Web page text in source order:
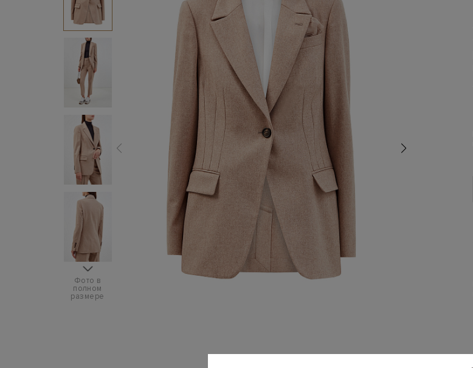
Фото в
полном
размере